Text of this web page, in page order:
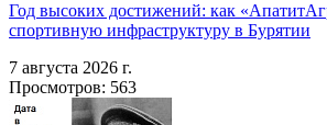
Год высоких достижений: как
спортивную инфраструктуру в Бурятии
7 августа 2026 г.
Просмотров: 563